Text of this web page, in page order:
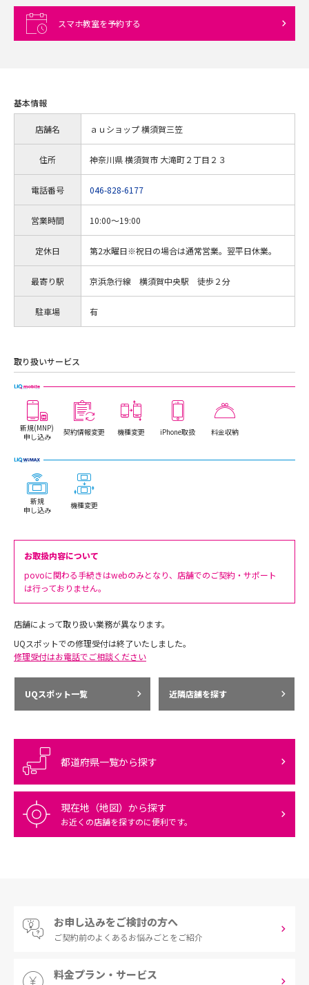
スマホ教室を予約する
基本情報
店舗名 ａｕショップ 横須賀三笠
住所 神奈川県 横須賀市 大滝町２丁目２３
電話番号 046-828-6177
営業時間 10:00～19:00
定休日 第2水曜日※祝日の場合は通常営業。翌平日休業。
最寄り駅 京浜急行線 横須賀中央駅 徒歩２分
駐車場 有
取り扱いサービス
新規(MNP)
申し込み
契約情報変更 機種変更 iPhone取扱 料金収納
新規
申し込み
機種変更
お取扱内容について
povoに関わる手続きはwebのみとなり、店舗でのご契約・サポート
は行っておりません。
店舗によって取り扱い業務が異なります。
UQスポットでの修理受付は終了いたしました。
修理受付はお電話でご相談ください
UQスポット一覧 近隣店舗を探す
都道府県一覧から探す
現在地（地図）から探す
お近くの店舗を探すのに便利です。
お申し込みをご検討の方へ
ご契約前のよくあるお悩みごとをご紹介
料金プラン・サービス